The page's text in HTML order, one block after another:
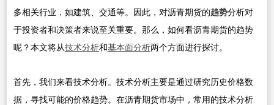
多相关行业，如建筑、交通等。因此，对沥青期货的趋势分析对
于投资者和决策者来说至关重要。那么，如何看沥青期货的趋势
呢？本文将从技术分析和基本面分析两个方面进行探讨。
首先，我们来看技术分析。技术分析主要是通过研究历史价格数
据，寻找可能的价格趋势。在沥青期货市场中，常用的技术分析